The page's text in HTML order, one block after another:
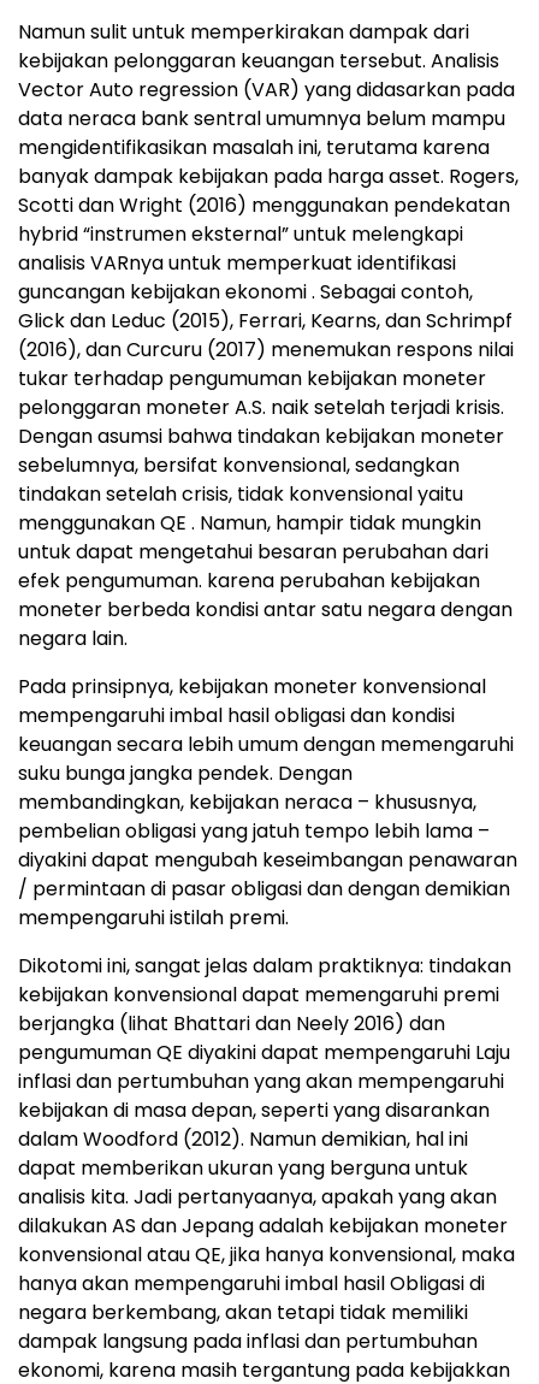
Namun sulit untuk memperkirakan dampak dari
kebijakan pelonggaran keuangan tersebut. Analisis
Vector Auto regression (VAR) yang didasarkan pada
data neraca bank sentral umumnya belum mampu
mengidentifikasikan masalah ini, terutama karena
banyak dampak kebijakan pada harga asset. Rogers,
Scotti dan Wright (2016) menggunakan pendekatan
hybrid “instrumen eksternal” untuk melengkapi
analisis VARnya untuk memperkuat identifikasi
guncangan kebijakan ekonomi . Sebagai contoh,
Glick dan Leduc (2015), Ferrari, Kearns, dan Schrimpf
(2016), dan Curcuru (2017) menemukan respons nilai
tukar terhadap pengumuman kebijakan moneter
pelonggaran moneter A.S. naik setelah terjadi krisis.
Dengan asumsi bahwa tindakan kebijakan moneter
sebelumnya, bersifat konvensional, sedangkan
tindakan setelah crisis, tidak konvensional yaitu
menggunakan QE . Namun, hampir tidak mungkin
untuk dapat mengetahui besaran perubahan dari
efek pengumuman. karena perubahan kebijakan
moneter berbeda kondisi antar satu negara dengan
negara lain.
Pada prinsipnya, kebijakan moneter konvensional
mempengaruhi imbal hasil obligasi dan kondisi
keuangan secara lebih umum dengan memengaruhi
suku bunga jangka pendek. Dengan
membandingkan, kebijakan neraca – khususnya,
pembelian obligasi yang jatuh tempo lebih lama –
diyakini dapat mengubah keseimbangan penawaran
/ permintaan di pasar obligasi dan dengan demikian
mempengaruhi istilah premi.
Dikotomi ini, sangat jelas dalam praktiknya: tindakan
kebijakan konvensional dapat memengaruhi premi
berjangka (lihat Bhattari dan Neely 2016) dan
pengumuman QE diyakini dapat mempengaruhi Laju
inflasi dan pertumbuhan yang akan mempengaruhi
kebijakan di masa depan, seperti yang disarankan
dalam Woodford (2012). Namun demikian, hal ini
dapat memberikan ukuran yang berguna untuk
analisis kita. Jadi pertanyaanya, apakah yang akan
dilakukan AS dan Jepang adalah kebijakan moneter
konvensional atau QE, jika hanya konvensional, maka
hanya akan mempengaruhi imbal hasil Obligasi di
negara berkembang, akan tetapi tidak memiliki
dampak langsung pada inflasi dan pertumbuhan
ekonomi, karena masih tergantung pada kebijakkan